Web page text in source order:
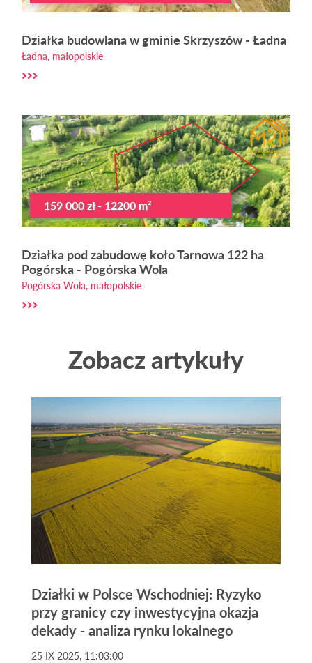
Działka budowlana w gminie Skrzyszów - Ładna
Ładna, małopolskie
159 000 zł - 12200 m²
Działka pod zabudowę koło Tarnowa 122 ha
Pogórska - Pogórska Wola
Pogórska Wola, małopolskie
Zobacz artykuły
Działki w Polsce Wschodniej: Ryzyko
przy granicy czy inwestycyjna okazja
dekady - analiza rynku lokalnego
25 IX 2025, 11:03:00